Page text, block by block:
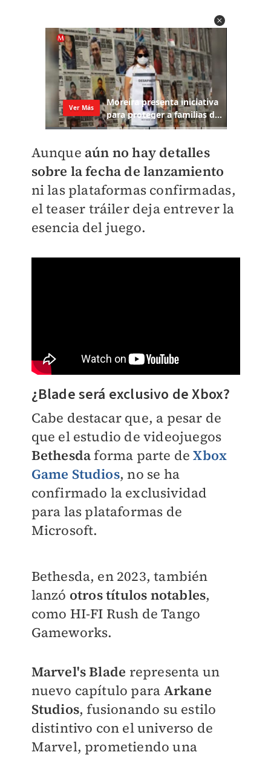
Aunque aún no hay detalles
sobre la fecha de lanzamiento
ni las plataformas confirmadas,
el teaser tráiler deja entrever la
esencia del juego.
¿Blade será exclusivo de Xbox?
Cabe destacar que, a pesar de
que el estudio de videojuegos
Bethesdaforma parte deXbox
Game Studios, no se ha
confirmado la exclusividad
para las plataformas de
Microsoft.
Bethesda, en 2023, también
lanzó otros títulos notables,
como HI-FI Rush de Tango
Gameworks.
Marvel's Blade representa un
nuevo capítulo para Arkane
Studios, fusionando su estilo
distintivo con el universo de
Marvel, prometiendo una